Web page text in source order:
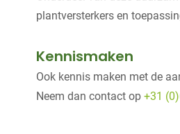
plantversterkers en
Kennismaken
Ook kennis maken met de
Neem dan contact op +31